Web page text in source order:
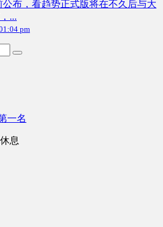
公布，看趋势正式版将在不久后与大
...
pm
一名
息